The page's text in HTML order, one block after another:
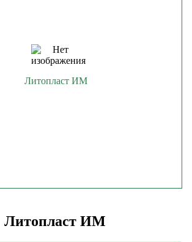
Литопласт ИМ
Литопласт ИМ